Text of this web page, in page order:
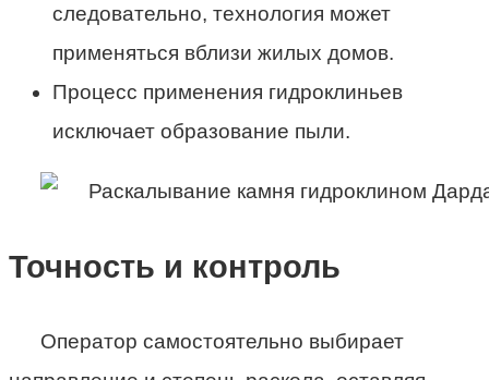
следовательно, технология может
применяться вблизи жилых домов.
Процесс применения гидроклиньев
исключает образование пыли.
Точность и контроль
Оператор самостоятельно выбирает